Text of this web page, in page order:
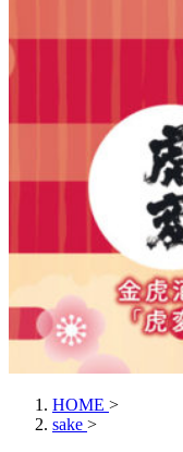
HOME >
sake >